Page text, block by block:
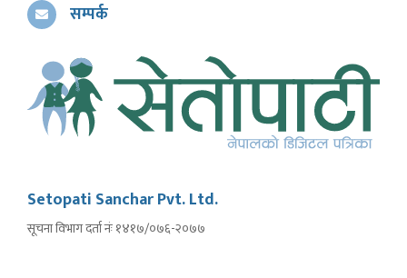
सम्पर्क
Setopati Sanchar Pvt. Ltd.
सूचना विभाग दर्ता नंः १४१७/०७६-२०७७